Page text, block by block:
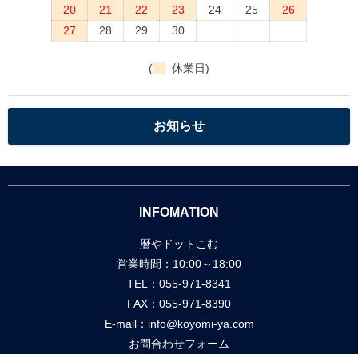
20
21 22 23 24 25
26
27
28 29 30
( 休業日)
お知らせ
INFOMATION
暦やドットこむ
営業時間：10:00～18:00
TEL：055-971-8341
FAX：055-971-8390
E-mail： info@koyomi-ya.com
お問合わせフォーム